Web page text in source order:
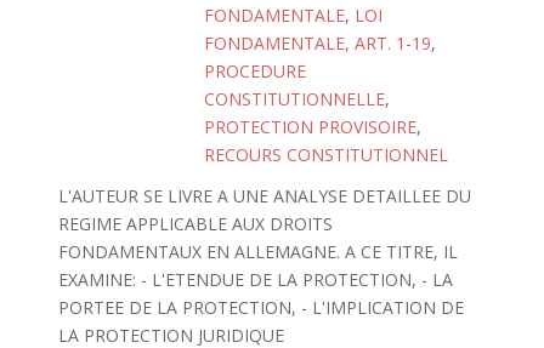
FONDAMENTALE, LOI
FONDAMENTALE, ART. 1-19,
PROCEDURE
CONSTITUTIONNELLE,
PROTECTION PROVISOIRE,
RECOURS CONSTITUTIONNEL
L'AUTEUR SE LIVRE A UNE ANALYSE DETAILLEE DU
REGIME APPLICABLE AUX DROITS
FONDAMENTAUX EN ALLEMAGNE. A CE TITRE, IL
EXAMINE: - L'ETENDUE DE LA PROTECTION, - LA
PORTEE DE LA PROTECTION, - L'IMPLICATION DE
LA PROTECTION JURIDIQUE